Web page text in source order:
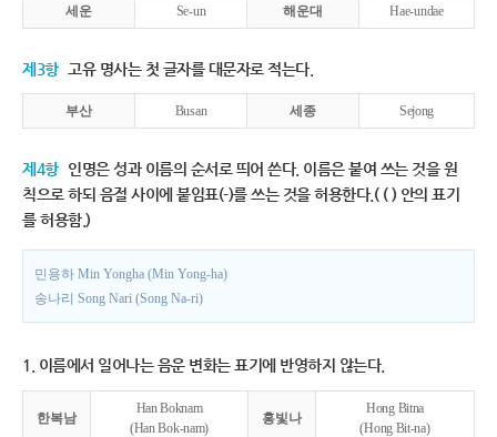
세운 Se-un 해운대 Hae-undae
제3항 고유 명사는 첫 글자를 대문자로 적는다.
부산 Busan 세종 Sejong
제4항 인명은 성과 이름의 순서로 띄어 쓴다. 이름은 붙여 쓰는 것을 원
칙으로 하되 음절 사이에 붙임표(-)를 쓰는 것을 허용한다.( ( ) 안의 표기
를 허용함.)
민용하 Min Yongha (Min Yong-ha)
송나리 Song Nari (Song Na-ri)
1. 이름에서 일어나는 음운 변화는 표기에 반영하지 않는다.
한복남
Han Boknam
(Han Bok-nam)
홍빛나
Hong Bitna
(Hong Bit-na)